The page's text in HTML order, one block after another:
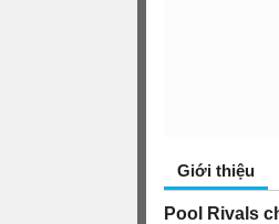
Giới thiệu
Pool Rivals